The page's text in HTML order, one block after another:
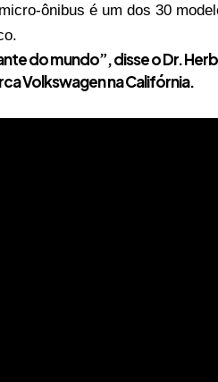
ônibus é um dos 30
do mundo”, disse o Dr.
Volkswagen na Califórnia.